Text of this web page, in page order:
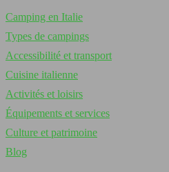
Camping en Italie
Types de campings
Accessibilité et transport
Cuisine italienne
Activités et loisirs
Équipements et services
Culture et patrimoine
Blog